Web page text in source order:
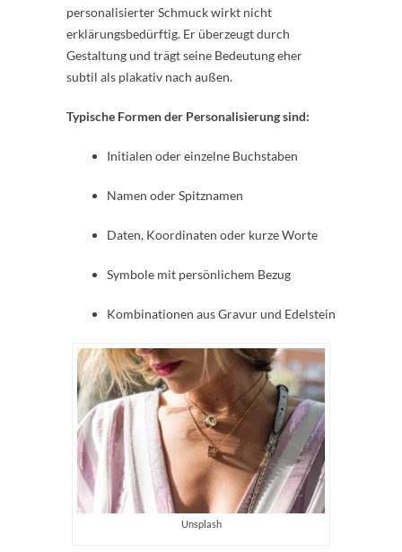
personalisierter Schmuck wirkt nicht
erklärungsbedürftig. Er überzeugt durch
Gestaltung und trägt seine Bedeutung eher
subtil als plakativ nach außen.
Typische Formen der Personalisierung sind:
Initialen oder einzelne Buchstaben
Namen oder Spitznamen
Daten, Koordinaten oder kurze Worte
Symbole mit persönlichem Bezug
Kombinationen aus Gravur und Edelstein
Unsplash